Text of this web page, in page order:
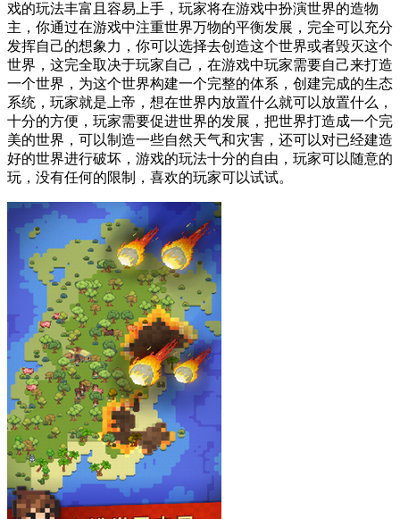
戏的玩法丰富且容易上手，玩家将在游戏中扮演世界的造物
主，你通过在游戏中注重世界万物的平衡发展，完全可以充分
发挥自己的想象力，你可以选择去创造这个世界或者毁灭这个
世界，这完全取决于玩家自己，在游戏中玩家需要自己来打造
一个世界，为这个世界构建一个完整的体系，创建完成的生态
系统，玩家就是上帝，想在世界内放置什么就可以放置什么，
十分的方便，玩家需要促进世界的发展，把世界打造成一个完
美的世界，可以制造一些自然天气和灾害，还可以对已经建造
好的世界进行破坏，游戏的玩法十分的自由，玩家可以随意的
玩，没有任何的限制，喜欢的玩家可以试试。